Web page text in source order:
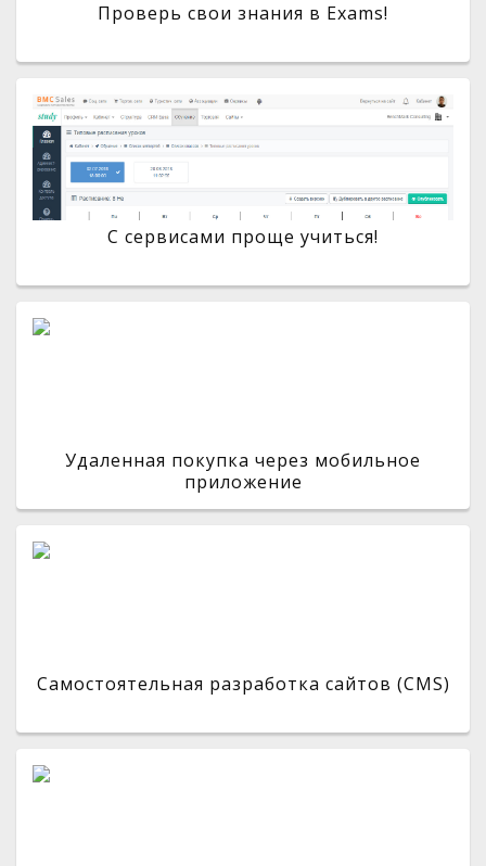
Проверь свои знания в Exams!
С сервисами проще учиться!
Удаленная покупка через мобильное
приложение
Самостоятельная разработка сайтов (CMS)